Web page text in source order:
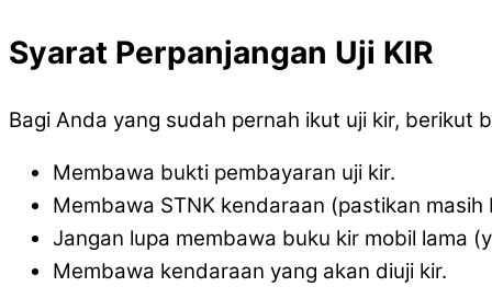
Syarat Perpanjangan Uji KIR
Bagi Anda yang sudah pernah ikut uji kir, berikut
Membawa bukti pembayaran uji kir.
Membawa STNK kendaraan (pastikan masih
Jangan lupa membawa buku kir mobil lama
Membawa kendaraan yang akan diuji kir.